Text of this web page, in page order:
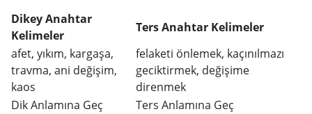
Dikey Anahtar
Kelimeler
Ters Anahtar Kelimeler
afet, yıkım, kargaşa,
travma, ani değişim,
kaos
felaketi önlemek, kaçınılmazı
geciktirmek, değişime
direnmek
Dik Anlamına Geç
Ters Anlamına Geç